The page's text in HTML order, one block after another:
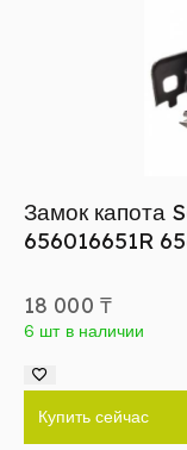
Замок капота
656016651R
18 000 ₸
6 шт в наличии
Купить сейчас